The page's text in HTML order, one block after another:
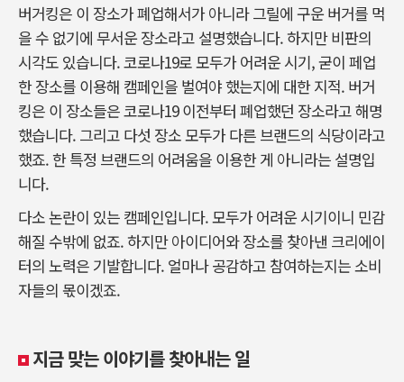
버거킹은 이 장소가 폐업해서가 아니라 그릴에 구운 버거를 먹
을 수 없기에 무서운 장소라고 설명했습니다. 하지만 비판의
시각도 있습니다. 코로나19로 모두가 어려운 시기, 굳이 페업
한 장소를 이용해 캠페인을 벌여야 했는지에 대한 지적. 버거
킹은 이 장소들은 코로나19 이전부터 폐업했던 장소라고 해명
했습니다. 그리고 다섯 장소 모두가 다른 브랜드의 식당이라고
했죠. 한 특정 브랜드의 어려움을 이용한 게 아니라는 설명입
니다.
다소 논란이 있는 캠페인입니다. 모두가 어려운 시기이니 민감
해질 수밖에 없죠. 하지만 아이디어와 장소를 찾아낸 크리에이
터의 노력은 기발합니다. 얼마나 공감하고 참여하는지는 소비
자들의 몫이겠죠.
지금 맞는 이야기를 찾아내는 일